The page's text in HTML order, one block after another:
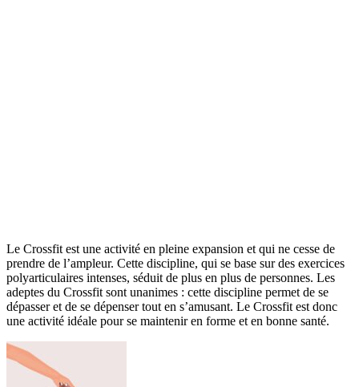
Le Crossfit est une activité en pleine expansion et qui ne cesse de
prendre de l’ampleur. Cette discipline, qui se base sur des exercices
polyarticulaires intenses, séduit de plus en plus de personnes. Les
adeptes du Crossfit sont unanimes : cette discipline permet de se
dépasser et de se dépenser tout en s’amusant. Le Crossfit est donc
une activité idéale pour se maintenir en forme et en bonne santé.